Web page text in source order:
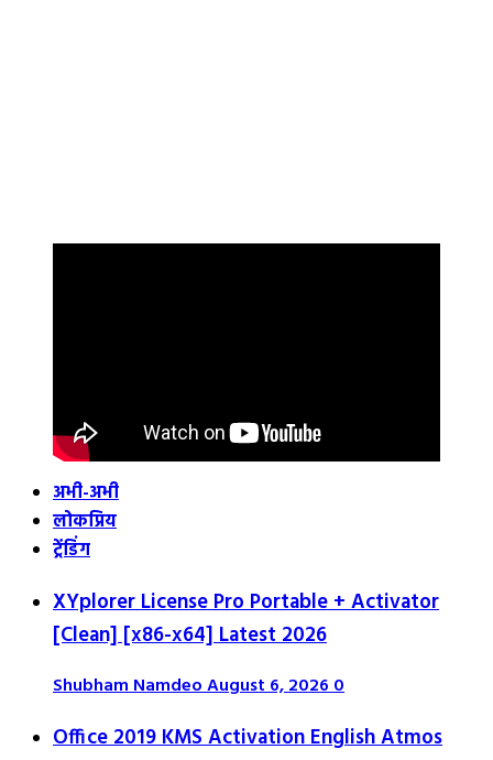
अभी-अभी
लोकप्रिय
ट्रेंडिंग
XYplorer License Pro Portable + Activator
[Clean] [x86-x64] Latest 2026
Shubham NamdeoAugust 6, 20260
Office 2019 KMS Activation English Atmos